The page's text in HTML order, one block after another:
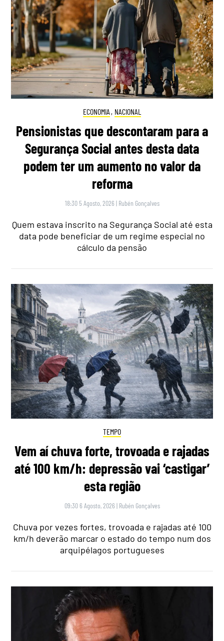
ECONOMIA , NACIONAL
Pensionistas que descontaram para a
Segurança Social antes desta data
podem ter um aumento no valor da
reforma
18:30 5 Agosto, 2026 | Rubén Gonçalves
Quem estava inscrito na Segurança Social até esta
data pode beneficiar de um regime especial no
cálculo da pensão
TEMPO
Vem aí chuva forte, trovoada e rajadas
até 100 km/h: depressão vai ‘castigar’
esta região
09:30 6 Agosto, 2026 | Rubén Gonçalves
Chuva por vezes fortes, trovoada e rajadas até 100
km/h deverão marcar o estado do tempo num dos
arquipélagos portugueses